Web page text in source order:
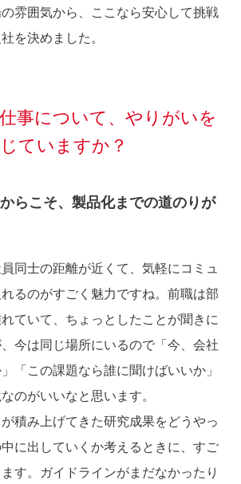
雰囲気から、ここなら安心して挑戦
を決めました。
事について、やりがいを
ていますか？
らこそ、製品化までの道のりが
同士の距離が近くて、気軽にコミュ
るのがすごく魅力ですね。前職は部
ていて、ちょっとしたことが聞きに
今は同じ場所にいるので「今、会社
「この課題なら誰に聞けばいいか」
のがいいなと思います。
積み上げてきた研究成果をどうやっ
に出していくか考えるときに、すご
す。ガイドラインがまだなかったり